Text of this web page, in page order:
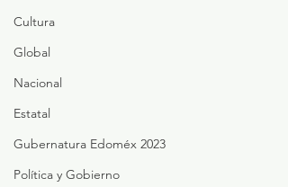
Cultura
Global
Nacional
Estatal
Gubernatura Edoméx 2023
Política y Gobierno